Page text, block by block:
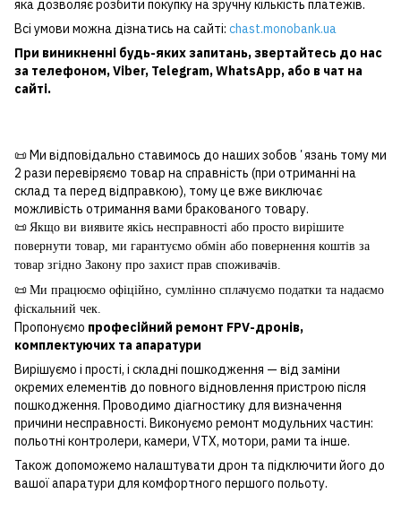
яка дозволяє розбити покупку на зручну кількість платежів.
Всі умови можна дізнатись на сайті: chast.monobank.ua
При виникненні будь-яких запитань, звертайтесь до нас
за телефоном,Viber, Telegram,WhatsApp, або в чат на
сайті.
📜 Ми відповідально ставимось до наших зобовʼязань тому ми
2 рази перевіряємо товар на справність (при отриманні на
склад та перед відправкою), тому це вже виключає
можливість отримання вами бракованого товару.
📜 Якщо ви виявите якісь несправності або просто вирішите
повернути товар, ми гарантуємо обмін або повернення коштів за
товар згідно Закону про захист прав споживачів.
📜 Ми працюємо офіційно, сумлінно сплачуємо податки та надаємо
фіскальний чек.
Пропонуємо професійний ремонт FPV-дронів,
комплектуючих та апаратури
Вирішуємо і прості, і складні пошкодження — від заміни
окремих елементів до повного відновлення пристрою після
пошкодження. Проводимо діагностику для визначення
причини несправності. Виконуємо ремонт модульних частин:
польотні контролери, камери, VTX, мотори, рами та інше.
Також допоможемо налаштувати дрон та підключити його до
вашої апаратури для комфортного першого польоту.